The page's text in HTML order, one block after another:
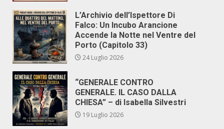
L’Archivio dell’Ispettore Di
Falco: Un Incubo Arancione
Accende la Notte nel Ventre del
Porto (Capitolo 33)
24 Luglio 2026
“GENERALE CONTRO
GENERALE. IL CASO DALLA
CHIESA” – di Isabella Silvestri
19 Luglio 2026